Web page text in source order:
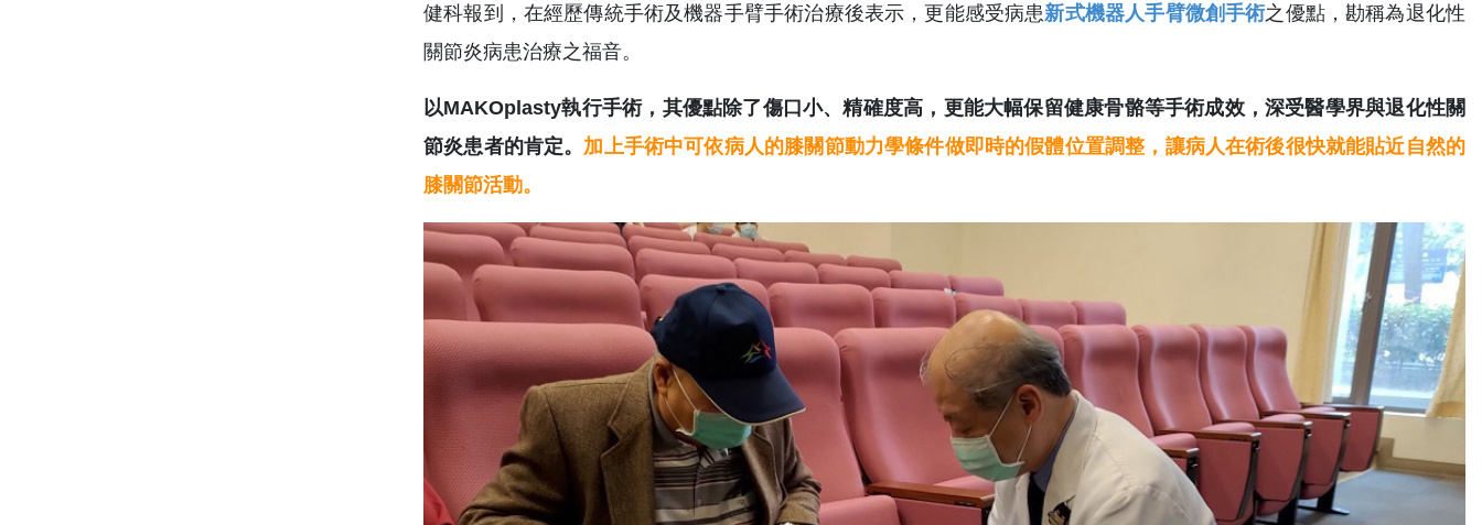
健科報到，在經歷傳統手術及機器手臂手術治療後表示，更能感受病患新式機器人手臂微創手術之優點，勘稱為退化性
關節炎病患治療之福音。
以MAKOplasty執行手術，其優點除了傷口小、精確度高，更能大幅保留健康骨骼等手術成效，深受醫學界與退化性關
節炎患者的肯定。 加上手術中可依病人的膝關節動力學條件做即時的假體位置調整，讓病人在術後很快就能貼近自然的
膝關節活動。